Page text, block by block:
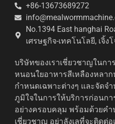
+86-13673689272
No.1394 East hanghai
เศรษฐกิจ-เทคโนโลยี, เจิ้ง
บริษัทของเราเชี่ยวชาญในกา
หนอนใยอาหารสีเหลืองหลาก
กำหนดเฉพาะต่างๆ และจัดจ
ภูมิใจในการให้บริการก่อนก
อย่างครอบคลุม พร้อมด้วยค
เชี่ยวชาญ อย่าลังเลที่จะติดต่อ